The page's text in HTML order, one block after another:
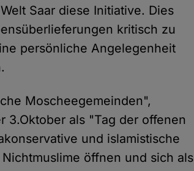
Saar diese Initiative. Dies
kritisch zu
persönliche Angelegenheit
Moscheegemeinden",
3.Oktober als "Tag der offenen
und islamistische
öffnen und sich als